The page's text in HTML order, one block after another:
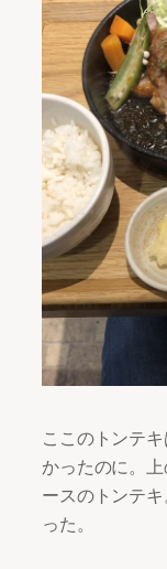
ここのトンテ
かったのに。
ースのトンテ
った。